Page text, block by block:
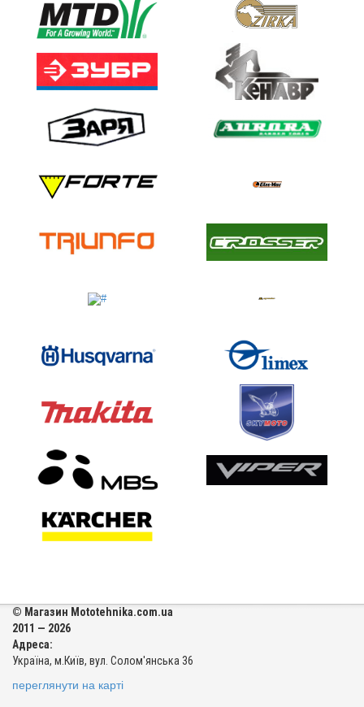
© Магазин Mototehnika.com.ua
2011 — 2026
Адреса:
Україна, м.Київ, вул. Солом'янська 36
переглянути на карті